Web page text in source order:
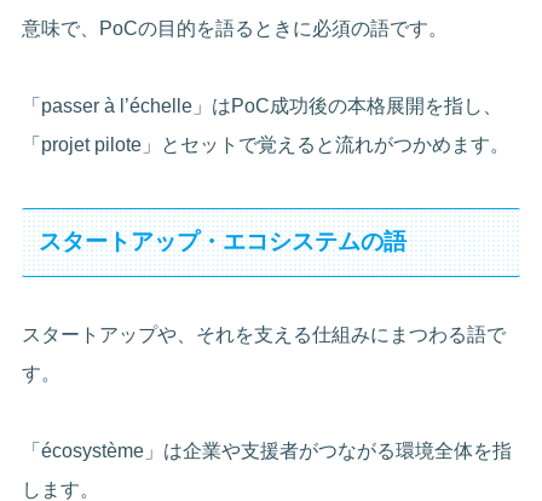
意味で、PoCの目的を語るときに必須の語です。
「passer à l’échelle」はPoC成功後の本格展開を指し、
「projet pilote」とセットで覚えると流れがつかめます。
スタートアップ・エコシステムの語
スタートアップや、それを支える仕組みにまつわる語で
す。
「écosystème」は企業や支援者がつながる環境全体を指
します。